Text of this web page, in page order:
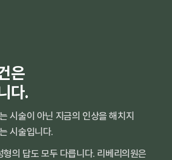
은
다.
시술이 아닌 지금의 인상을 해치지
시술입니다.
의 답도 모두 다릅니다. 리베리의원은